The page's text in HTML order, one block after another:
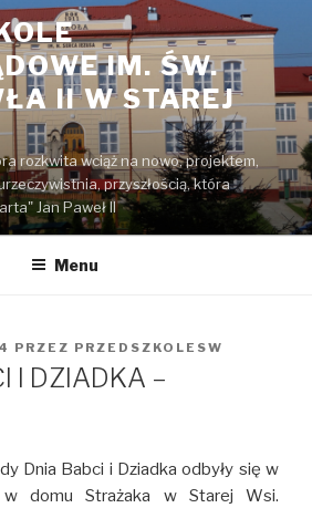
IM. ŚW.
II W STAREJ
rozkwita wciąż na nowo, projektem,
przyszłością, która
Jan Paweł II
Menu
PRZEZ PRZEDSZKOLESW
I DZIADKA –
Dnia Babci i Dziadka odbyły się w
domu Strażaka w Starej Wsi.